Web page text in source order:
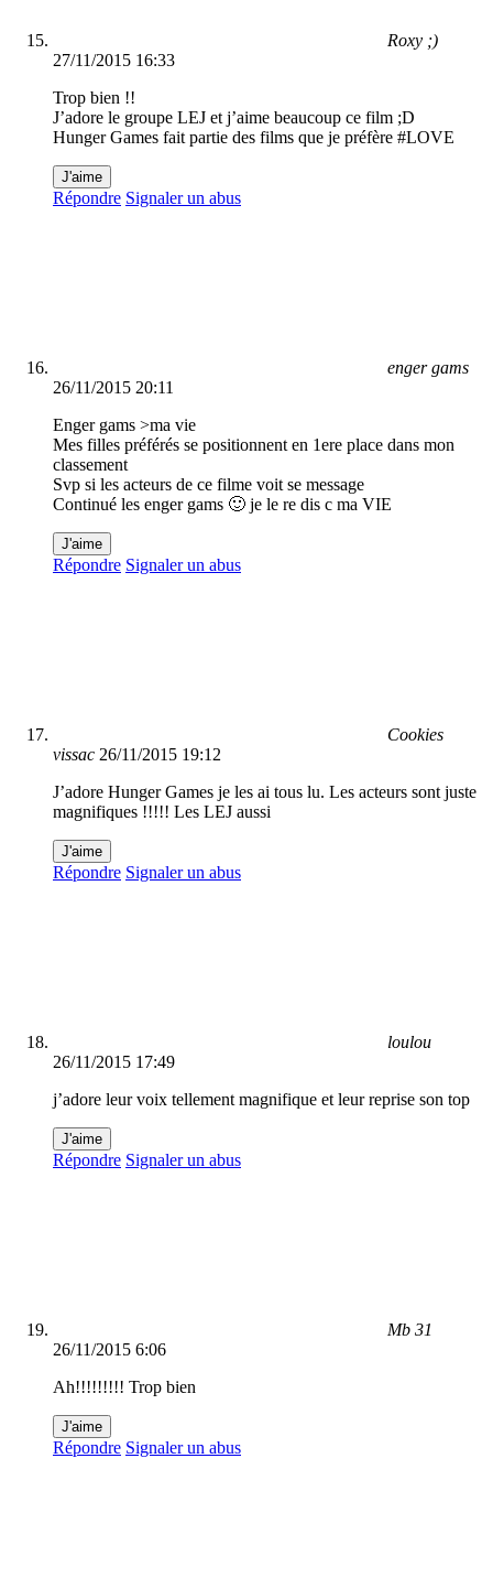
Roxy ;)
27/11/2015 16:33
Trop bien !!
J’adore le groupe LEJ et j’aime beaucoup ce film ;D
Hunger Games fait partie des films que je préfère #LOVE
J'aime
Répondre Signaler un abus
enger gams
26/11/2015 20:11
Enger gams >ma vie
Mes filles préférés se positionnent en 1ere place dans mon
classement
Svp si les acteurs de ce filme voit se message
Continué les enger gams 🙂 je le re dis c ma VIE
J'aime
Répondre Signaler un abus
Cookies
vissac 26/11/2015 19:12
J’adore Hunger Games je les ai tous lu. Les acteurs sont juste
magnifiques !!!!! Les LEJ aussi
J'aime
Répondre Signaler un abus
loulou
26/11/2015 17:49
j’adore leur voix tellement magnifique et leur reprise son top
J'aime
Répondre Signaler un abus
Mb 31
26/11/2015 6:06
Ah!!!!!!!!! Trop bien
J'aime
Répondre Signaler un abus